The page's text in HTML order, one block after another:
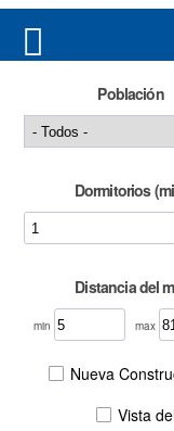
Población
Dormitorios
Distancia del
min max
Nueva
Vista